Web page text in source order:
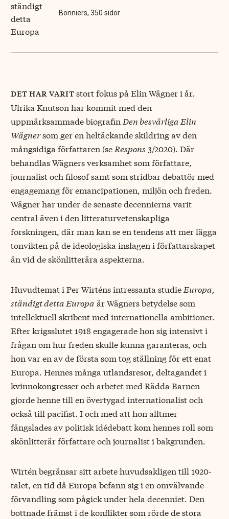
Bonniers, 350 sidor
det har varitstort fokus på Elin Wägner i år.
Ulrika Knutson har kommit med den
uppmärksammade biografin Den besvärliga Elin
Wägnersom ger en heltäckande skildring av den
mångsidiga författaren (se Respons 3/2020). Där
behandlas Wägners verksamhet som författare,
journalist och filosof samt som stridbar debattör med
engagemang för emancipationen, miljön och freden.
Wägner har under de senaste decennierna varit
central även i den litteraturvetenskapliga
forskningen, där man kan se en tendens att mer lägga
tonvikten på de ideologiska inslagen i författarskapet
än vid de skönlitterära aspekterna.
Huvudtemat i Per Wirténs intressanta studie Europa,
ständigt detta Europa är Wägners betydelse som
intellektuell skribent med internationella ambitioner.
Efter krigsslutet 1918 engagerade hon sig intensivt i
frågan om hur freden skulle kunna garanteras, och
hon var en av de första som tog ställning för ett enat
Europa. Hennes många utlandsresor, deltagandet i
kvinnokongresser och arbetet med Rädda Barnen
gjorde henne till en övertygad internationalist och
också till pacifist. I och med att hon alltmer
fängslades av politisk idédebatt kom hennes roll som
skönlitterär författare och journalist i bakgrunden.
Wirtén begränsar sitt arbete huvudsakligen till 1920-
talet, en tid då Europa befann sig i en omvälvande
förvandling som pågick under hela decenniet. Den
bottnade främst i de konflikter som rörde de stora